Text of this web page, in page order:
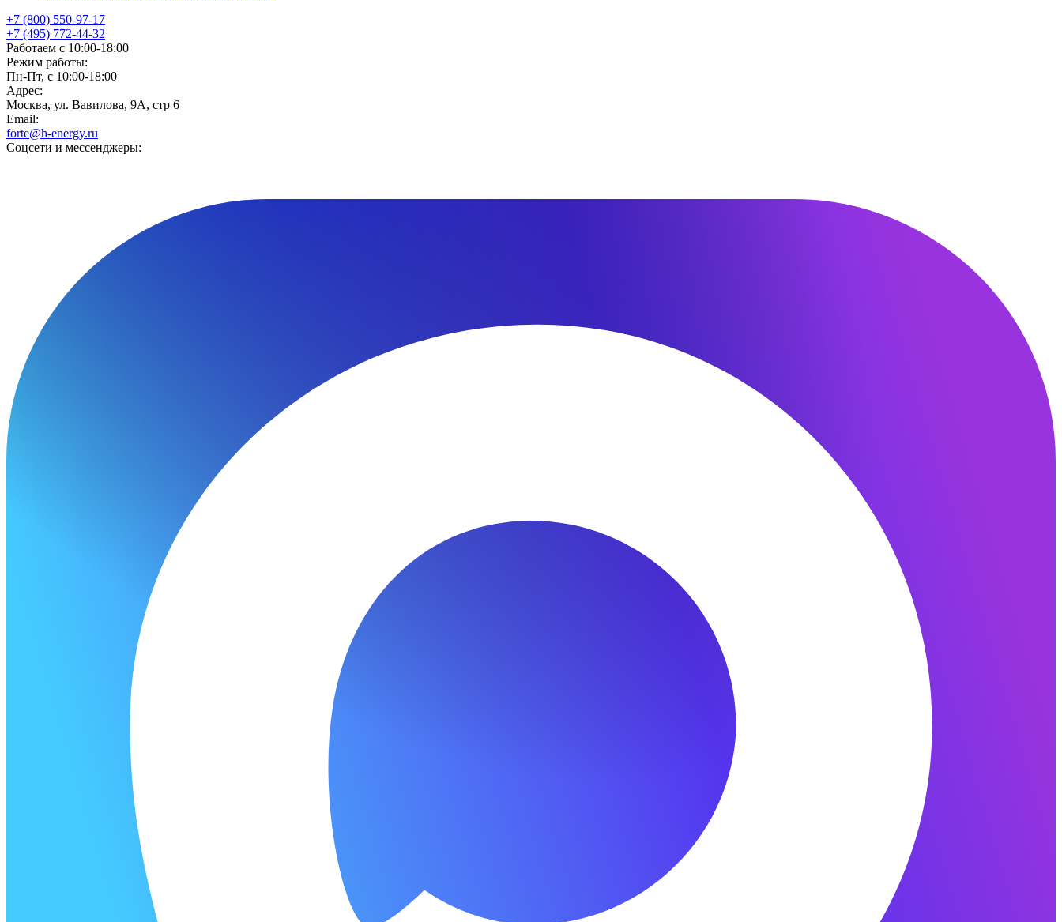
+7 (800) 550-97-17
+7 (495) 772-44-32
Работаем с 10:00-18:00
Режим работы:
Пн-Пт, с 10:00-18:00
Адрес:
Москва, ул. Вавилова, 9А, стр 6
Email:
forte@h-energy.ru
Соцсети и мессенджеры: